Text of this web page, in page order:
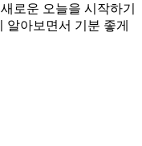
로운 오늘을 시작하기
알아보면서 기분 좋게